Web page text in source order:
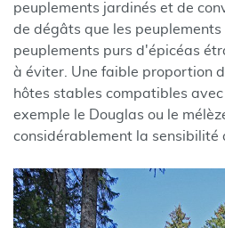
peuplements jardinés et de
de dégâts que les peuplements
peuplements purs d'épicéas
à éviter. Une faible proportion
hôtes stables compatibles
exemple le Douglas ou le
considérablement la sensibilité